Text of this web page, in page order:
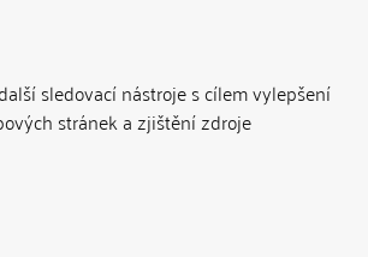
sledovací nástroje s cílem vylepšení
stránek a zjištění zdroje